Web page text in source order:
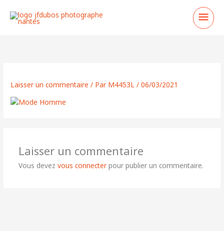
contenu
Laisser un commentaire / Par M4453L/06/03/2021
Laisser un commentaire
Vous devez vous connecterpour publier un commentaire.